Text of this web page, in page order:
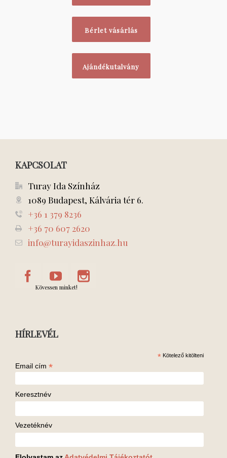
Bérlet vásárlás
Ajándékutalvány
KAPCSOLAT
Turay Ida Színház
1089 Budapest, Kálvária tér 6.
+36 1 379 8236
+36 70 607 2620
info@turayidaszinhaz.hu
Kövessen minket!
HÍRLEVÉL
* Kötelező kitölteni
Email cím *
Keresztnév
Vezetéknév